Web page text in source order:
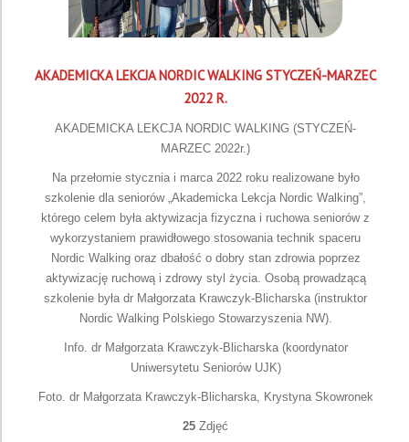
AKADEMICKA LEKCJA NORDIC WALKING STYCZEŃ-MARZEC
2022 R.
AKADEMICKA LEKCJA NORDIC WALKING (STYCZEŃ-
MARZEC 2022r.)
Na przełomie stycznia i marca 2022 roku realizowane było
szkolenie dla seniorów „Akademicka Lekcja Nordic Walking”,
którego celem była aktywizacja fizyczna i ruchowa seniorów z
wykorzystaniem prawidłowego stosowania technik spaceru
Nordic Walking oraz dbałość o dobry stan zdrowia poprzez
aktywizację ruchową i zdrowy styl życia. Osobą prowadzącą
szkolenie była dr Małgorzata Krawczyk-Blicharska (instruktor
Nordic Walking Polskiego Stowarzyszenia NW).
Info. dr Małgorzata Krawczyk-Blicharska (koordynator
Uniwersytetu Seniorów UJK)
Foto. dr Małgorzata Krawczyk-Blicharska, Krystyna Skowronek
25 Zdjęć